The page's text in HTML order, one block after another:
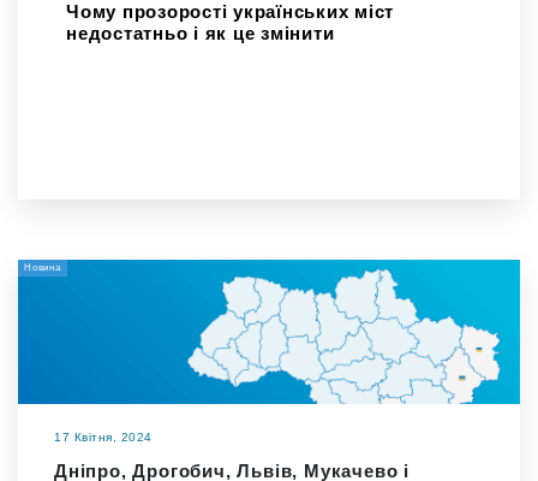
Чому прозорості українських міст
недостатньо і як це змінити
Новина
17 Квітня, 2024
Дніпро, Дрогобич, Львів, Мукачево і